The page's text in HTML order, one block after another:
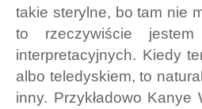
takie sterylne, bo tam nie
to rzeczywiście
interpretacyjnych. Kiedy
albo teledyskiem, to
inny. Przykładowo